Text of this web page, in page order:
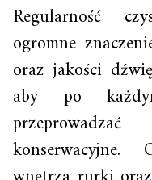
Regularność
ogromne
oraz jakości
aby po